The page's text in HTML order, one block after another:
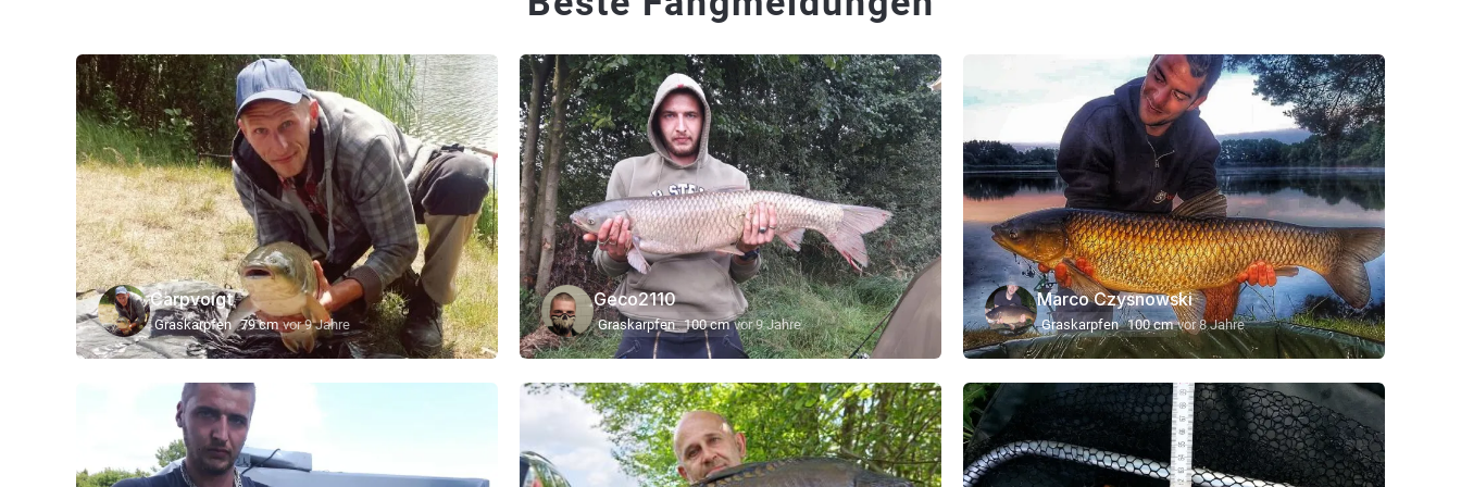
Carpvoigt
Graskarpfen 79 cm vor 9 Jahre
Geco2110
Graskarpfen 100 cm vor 9 Jahre
Marco Czysnowski
Graskarpfen 100 cm vor 8 Jahre